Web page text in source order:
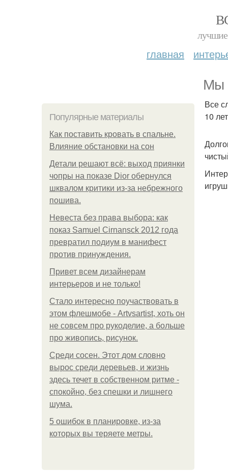
лучшие
главная
Мы
Популярные материалы
Как поставить кровать в спальне.
Влияние обстановки на сон
Детали решают всё: выход приянки
чопры на показе Dior обернулся
шквалом критики из-за небрежного
пошива.
Невеста без права выбора: как
показ Samuel Cirnansck 2012 года
превратил подиум в манифест
против принуждения.
Привет всем дизайнерам
интерьеров и не только!
Стало интересно поучаствовать в
этом флешмобе - Artvsartist, хоть он
не совсем про рукоделие, а больше
про живопись, рисунок.
Среди сосен. Этот дом словно
вырос среди деревьев, и жизнь
здесь течет в собственном ритме -
спокойно, без спешки и лишнего
шума.
5 ошибок в планировке, из-за
которых вы теряете метры.
Все
10